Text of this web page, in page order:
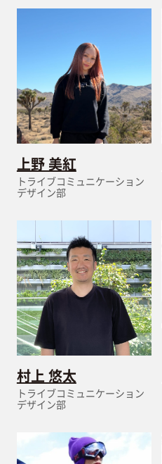
上野 美紅
トライブコミュニケーション
デザイン部
村上 悠太
トライブコミュニケーション
デザイン部